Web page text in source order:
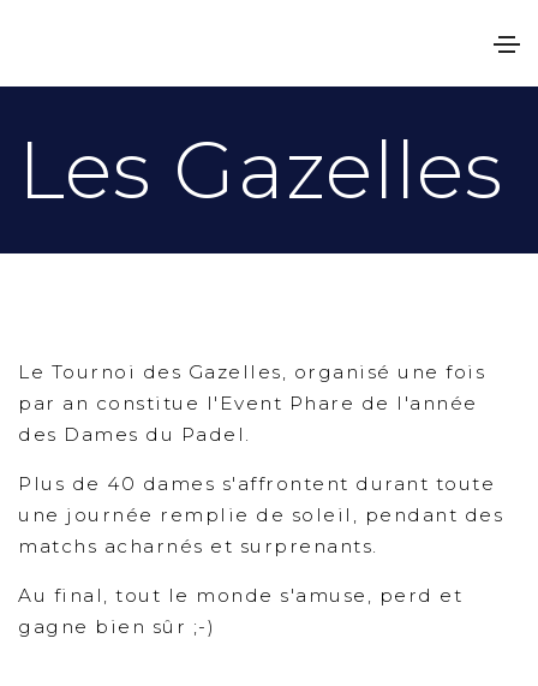
Les Gazelles
Le Tournoi des Gazelles, organisé une fois
par an constitue l'Event Phare de l'année
des Dames du Padel.
Plus de 40 dames s'affrontent durant toute
une journée remplie de soleil, pendant des
matchs acharnés et surprenants.
Au final, tout le monde s'amuse, perd et
gagne bien sûr ;-)